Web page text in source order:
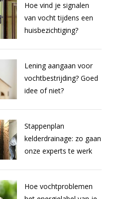
Hoe vind je signalen
van vocht tijdens een
huisbezichtiging?
Lening aangaan voor
vochtbestrijding? Goed
idee of niet?
Stappenplan
kelderdrainage: zo gaan
onze experts te werk
Hoe vochtproblemen